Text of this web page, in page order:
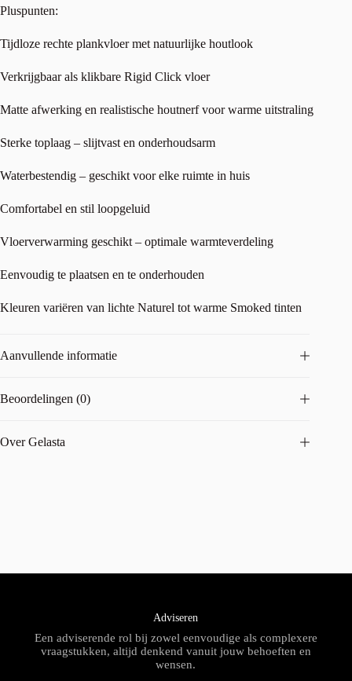
Pluspunten:
Tijdloze rechte plankvloer met natuurlijke houtlook
Verkrijgbaar als klikbare Rigid Click vloer
Matte afwerking en realistische houtnerf voor warme uitstraling
Sterke toplaag – slijtvast en onderhoudsarm
Waterbestendig – geschikt voor elke ruimte in huis
Comfortabel en stil loopgeluid
Vloerverwarming geschikt – optimale warmteverdeling
Eenvoudig te plaatsen en te onderhouden
Kleuren variëren van lichte Naturel tot warme Smoked tinten
Aanvullende informatie
Beoordelingen (0)
Over Gelasta
Adviseren
Een adviserende rol bij zowel eenvoudige als complexere
vraagstukken, altijd denkend vanuit jouw behoeften en
wensen.